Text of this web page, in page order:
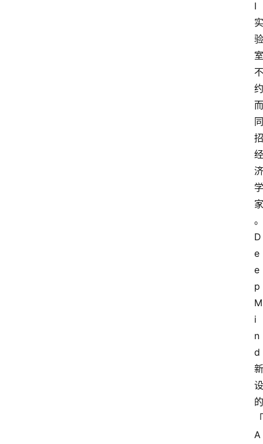
I
实
验
室
不
约
而
同
招
经
济
学
家
。
D
e
e
p
M
i
n
d
新
设
的
「
A